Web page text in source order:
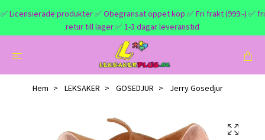
✅ Licensierade produkter ✅ Obegränsat öppet köp ✅ Fri frakt (999:-) ✅ fri
retur till lager ✅ 1-3 dagar leveranstid
Hem LEKSAKER GOSEDJUR Jerry Gosedjur